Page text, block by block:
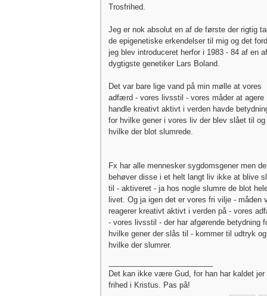
Trosfrihed.
Jeg er nok absolut en af de første der rigtig
de epigenetiske erkendelser til mig og det
jeg blev introduceret herfor i 1983 - 84 af en
dygtigste genetiker Lars Boland.
Det var bare lige vand på min mølle at vores
adfærd - vores livsstil - vores måder at agere
handle kreativt aktivt i verden havde
for hvilke gener i vores liv der blev slået til og
hvilke der blot slumrede.
Fx har alle mennesker sygdomsgener men
behøver disse i et helt langt liv ikke at blive
til - aktiveret - ja hos nogle slumre de blot
livet. Og ja igen det er vores fri vilje - måden
reagerer kreativt aktivt i verden på - vores
- vores livsstil - der har afgørende betydning
hvilke gener der slås til - kommer til udtryk og
hvilke der slumrer.
Det kan ikke være Gud, for han har kaldet jer
frihed i Kristus. Pas på!